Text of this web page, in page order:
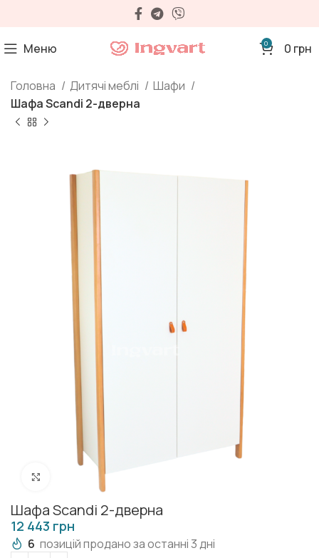
Меню 0 0 грн
Головна Дитячі меблі
Шафи
Шафа Scandi 2-дверна
Клацніть, щоб збільшити
Шафа Scandi 2-дверна
грн
6 позицій продано за останні 3 дні